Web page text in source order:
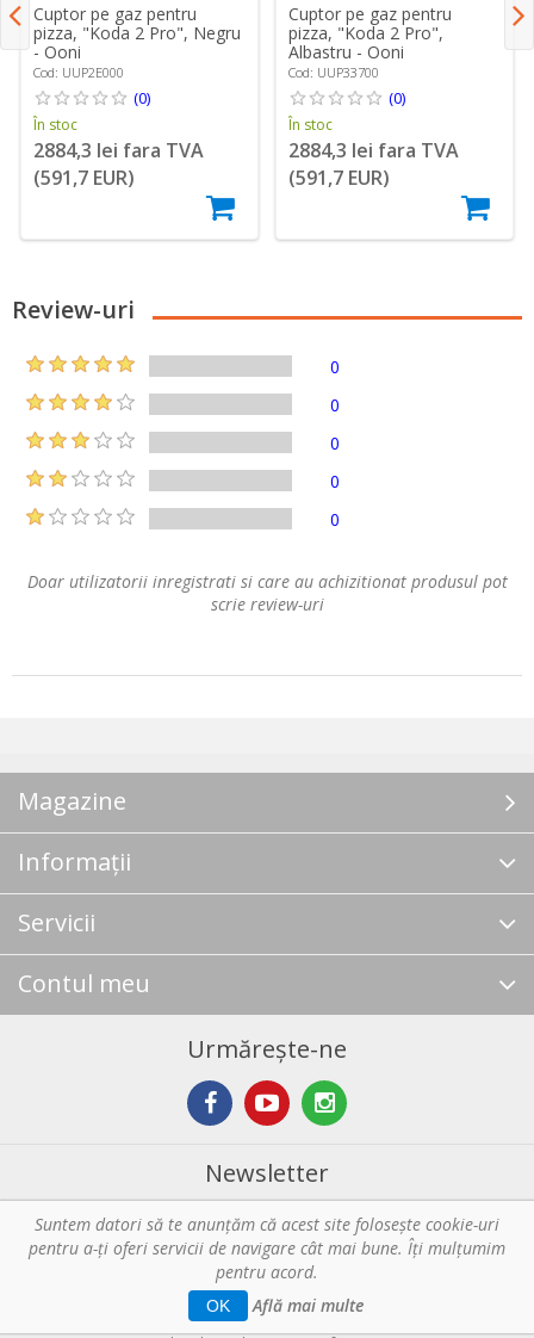
Cuptor pe gaz pentru
pizza, "Koda 2 Pro", Negru
- Ooni
Cod: UUP2E000
(0)
În stoc
2884,3 lei fara TVA
(591,7 EUR)
Cuptor pe gaz pentru
pizza, "Koda 2 Pro",
Albastru - Ooni
Cod: UUP33700
(0)
În stoc
2884,3 lei fara TVA
(591,7 EUR)
Review-uri
0
0
0
0
0
Doar utilizatorii inregistrati si care au achizitionat produsul pot
scrie review-uri
Magazine
Informații
Servicii
Contul meu
Urmărește-ne
Newsletter
Abonare
Copyright © 2026 Horeca - Pentru profesionistii din bucatarie. Toate
drepturile rezervate.
Suntem datori să te anunţăm că acest site foloseşte cookie-uri
pentru a-ți oferi servicii de navigare cât mai bune. Îţi mulțumim
pentru acord.
OK Află mai multe